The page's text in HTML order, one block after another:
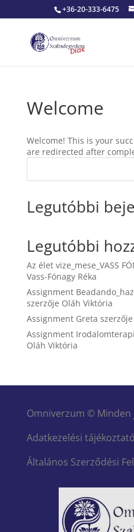
+36-20-333-6475
Welcome
Welcome! This is your
are redirected after
Legutóbbi
Legutóbbi
Az élet vize_mese_VASS
Vass-Fónagy Réka
Assignment
szerzője Oláh Viktória
Assignment Greta szerzője
Assignment
Oláh Viktória
Omniverzum ©
Adatkezelési tájékoztató
Általános Szerződési